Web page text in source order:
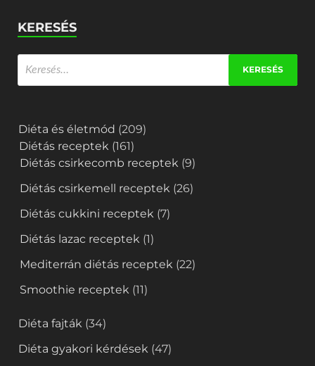
KERESÉS
Diéta és életmód (209)
Diétás receptek (161)
Diétás csirkecomb receptek (9)
Diétás csirkemell receptek (26)
Diétás cukkini receptek (7)
Diétás lazac receptek (1)
Mediterrán diétás receptek (22)
Smoothie receptek (11)
Diéta fajták (34)
Diéta gyakori kérdések (47)